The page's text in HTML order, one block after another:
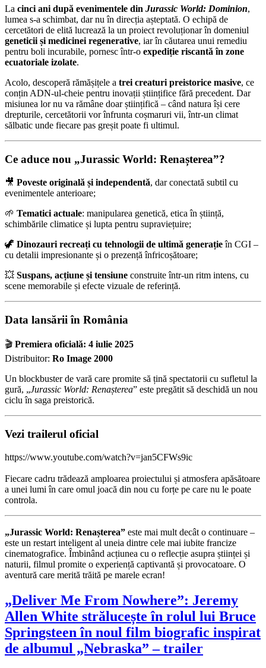
La cinci ani după evenimentele din Jurassic World: Dominion,
lumea s-a schimbat, dar nu în direcția așteptată. O echipă de
cercetători de elită lucrează la un proiect revoluționar în domeniul
geneticii și medicinei regenerative, iar în căutarea unui remediu
pentru boli incurabile, pornesc într-o expediție riscantă în zone
ecuatoriale izolate.
Acolo, descoperă rămășițele a trei creaturi preistorice masive, ce
conțin ADN-ul-cheie pentru inovații științifice fără precedent. Dar
misiunea lor nu va rămâne doar științifică – când natura își cere
drepturile, cercetătorii vor înfrunta coșmaruri vii, într-un climat
sălbatic unde fiecare pas greșit poate fi ultimul.
Ce aduce nou „Jurassic World: Renașterea”?
🎥 Poveste originală și independentă, dar conectată subtil cu
evenimentele anterioare;
🌱 Tematici actuale: manipularea genetică, etica în știință,
schimbările climatice și lupta pentru supraviețuire;
🦖 Dinozauri recreați cu tehnologii de ultimă generațieîn CGI –
cu detalii impresionante și o prezență înfricoșătoare;
💥 Suspans, acțiune și tensiune construite într-un ritm intens, cu
scene memorabile și efecte vizuale de referință.
Data lansării în România
🎬 Premiera oficială: 4 iulie 2025
Distribuitor: Ro Image 2000
Un blockbuster de vară care promite să țină spectatorii cu sufletul la
gură, „Jurassic World: Renașterea” este pregătit să deschidă un nou
ciclu în saga preistorică.
Vezi trailerul oficial
https://www.youtube.com/watch?v=jan5CFWs9ic
Fiecare cadru trădează amploarea proiectului și atmosfera apăsătoare
a unei lumi în care omul joacă din nou cu forțe pe care nu le poate
controla.
„Jurassic World: Renașterea” este mai mult decât o continuare –
este un restart inteligent al uneia dintre cele mai iubite francize
cinematografice. Îmbinând acțiunea cu o reflecție asupra științei și
naturii, filmul promite o experiență captivantă și provocatoare. O
aventură care merită trăită pe marele ecran!
„Deliver Me From Nowhere”: Jeremy
Allen White strălucește în rolul lui Bruce
Springsteen în noul film biografic inspirat
de albumul „Nebraska” – trailer